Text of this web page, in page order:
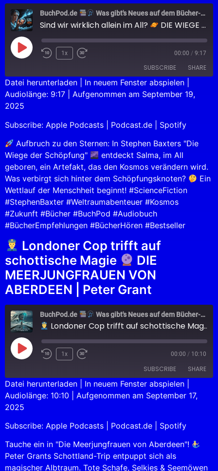
BuchPod.de Was gibt's Neues auf dem Bücher-Markt?
Sind wir wirklich allein im All? DIE WIEGE DER SCHÖPFUNG
1x 00:00 / 9:17
SUBSCRIBE SHARE
Apple Podcasts Podcast.de
RSS FEED
SHARE
EMBED
Datei herunterladen In neuem Fenster abspielen
Audiolänge: 9:17
Aufgenommen am September 19,
2025
Subscribe: Apple Podcasts Podcast.de
Spotify
Aufbruch zu den Sternen: In Stephen Baxters "Die
Wiege der Schöpfung"
entdeckt Salma, im All
geboren, ein Artefakt, das den Kosmos verändern wird.
Was verbirgt sich hinter dem Schöpfungsknoten?
Ein
Wettlauf der Menschheit beginnt! #ScienceFiction
#StephenBaxter #Weltraumabenteuer #Kosmos
#Zukunft #Bücher #BuchPod #Audiobuch
#BücherEmpfehlungen #BücherHören #Bestseller
Londoner Cop trifft auf
schottische Magie
DIE
MEERJUNGFRAUEN VON
ABERDEEN | Peter Grant
BuchPod.de Was gibt's Neues auf dem Bücher-Markt?
Londoner Cop trifft auf schottische Magie
1x 00:00 / 10:10
SUBSCRIBE SHARE
Apple Podcasts Podcast.de
RSS FEED
SHARE
EMBED
Datei herunterladen In neuem Fenster abspielen
Audiolänge: 10:10
Aufgenommen am September 17,
2025
Subscribe: Apple Podcasts Podcast.de
Spotify
Tauche ein in "Die Meerjungfrauen von Aberdeen"!
Peter Grants Schottland-Trip entpuppt sich als
magischer Albtraum. Tote Schafe, Selkies & Seemöwen